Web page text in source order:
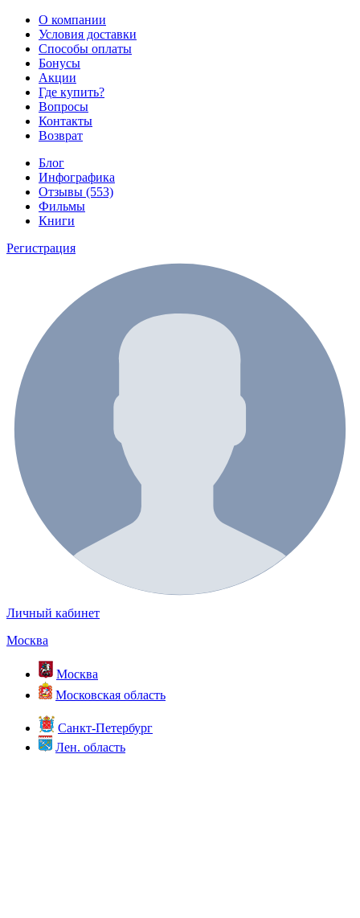
О компании
Условия доставки
Способы оплаты
Бонусы
Акции
Где купить?
Вопросы
Контакты
Возврат
Блог
Инфографика
Отзывы (553)
Фильмы
Книги
Регистрация
Личный кабинет
Москва
Москва
Московская область
Санкт-Петербург
Лен. область